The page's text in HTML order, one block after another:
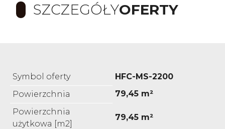
SZCZEGÓŁYOFERTY
Symbol oferty
HFC-MS-2200
Powierzchnia
79,45 m²
Powierzchnia
użytkowa [m2]
79,45 m²